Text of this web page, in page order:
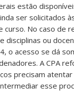
estão
ser solicitados
curso. No caso de
disciplinas ou
o acesso se dá
A CPA
precisam atentar
esse